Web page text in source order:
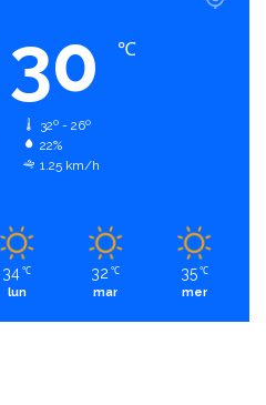
30 ℃
32º - 26º
22%
1.25 km/h
34 ℃
lun
32 ℃
mar
35 ℃
mer